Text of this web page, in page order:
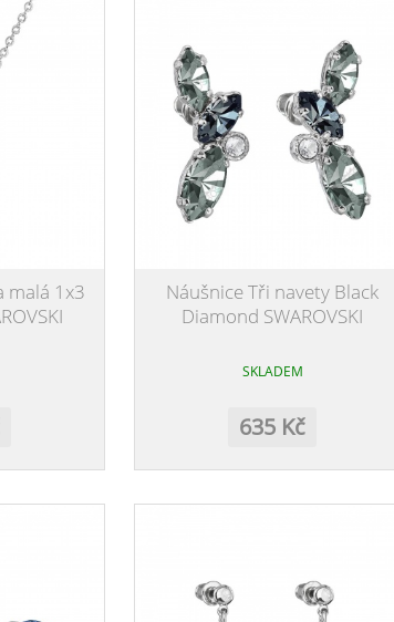
malá 1x3
Náušnice Tři navety Black
Diamond SWAROVSKI
SKLADEM
635 Kč